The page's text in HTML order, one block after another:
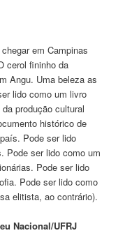
em Campinas
cerol fininho da
Angu. Uma beleza as
lido como um livro
produção cultural
histórico de
Pode ser lido
Pode ser lido como um
Pode ser lido
Pode ser lido como
elitista, ao contrário).
Nacional/UFRJ